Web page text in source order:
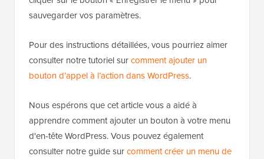
sauvegarder vos paramètres.
Pour des instructions détaillées, vous pourriez aimer
consulter notre tutoriel surcomment ajouter un
bouton d’appel à l’action dans WordPress.
Nous espérons que cet article vous a aidé à
apprendre comment ajouter un bouton à votre menu
d'en-tête WordPress. Vous pouvez également
consulter notre guide surcomment créer un menu de